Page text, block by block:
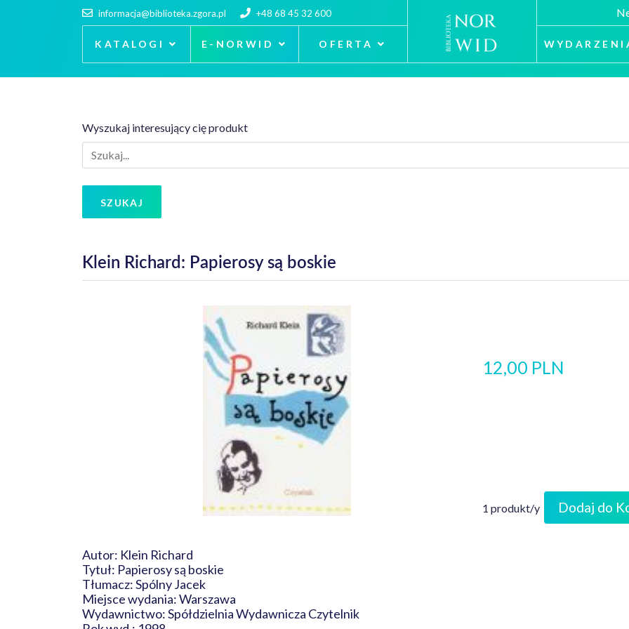
informacja@biblioteka.zgora.pl +48 68 45 32 600
KATALOGI E-NORWID OFERTA
Wyszukaj interesujący cię produkt
SZUKAJ
Klein Richard: Papierosy są boskie
12,00 PLN
1 produkt/y Dodaj do
Autor: Klein Richard
Tytuł: Papierosy są boskie
Tłumacz: Spólny Jacek
Miejsce wydania: Warszawa
Wydawnictwo: Spółdzielnia Wydawnicza Czytelnik